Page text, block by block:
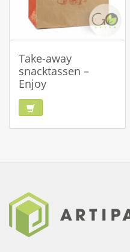
Take-away
snacktassen –
Enjoy